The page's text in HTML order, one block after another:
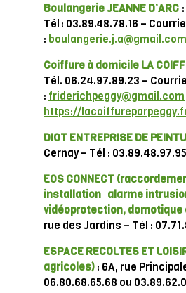
Boulangerie JEANNE D’ARC :
Tél : 03.89.48.78.16 –
: boulangerie.j.a@gmail.com
Coiffure à domicile LA
Tél. 06.24.97.89.23 –
: friderichpeggy@gmail.com
https://
DIOT ENTREPRISE DE
Cernay – Tél : 03.89.48.97.95
EOS CONNECT
installation alarme
vidéoprotection, domotique
rue des Jardins – Tél :
ESPACE RECOLTES ET
agricoles) : 6A, rue
06.80.68.65.68 ou